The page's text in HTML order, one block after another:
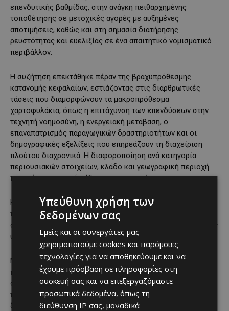
επενδυτικής βαθμίδας, στην ανάγκη πειθαρχημένης
τοποθέτησης σε μετοχικές αγορές με αυξημένες
αποτιμήσεις, καθώς και στη σημασία διατήρησης
ρευστότητας και ευελιξίας σε ένα απαιτητικό νομισματικό
περιβάλλον.
Η συζήτηση επεκτάθηκε πέραν της βραχυπρόθεσμης
κατανομής κεφαλαίων, εστιάζοντας στις διαρθρωτικές
τάσεις που διαμορφώνουν τα μακροπρόθεσμα
χαρτοφυλάκια, όπως η επιτάχυνση των επενδύσεων στην
τεχνητή νοημοσύνη, η ενεργειακή μετάβαση, ο
επαναπατρισμός παραγωγικών δραστηριοτήτων και οι
δημογραφικές εξελίξεις που επηρεάζουν τη διαχείριση
πλούτου διαχρονικά. Η διαφοροποίηση ανά κατηγορία
περιουσιακών στοιχείων, κλάδο και γεωγραφική περιοχή
παραμένει κεντρικός άξονας στρατηγικής.
Η βραδιά ολοκληρώθηκε με δείπνο δικτύωσης,
προσφέροντας στους παρευρισκόμενους την ευκαιρία για
ουσιαστικό διάλογο και ανταλλαγή απόψεων σε περιβάλλον
υψηλού επιπέδου.
Μέσω της Διεύθυνσης Private Banking, η Alpha Bank Κύπρου
παρέχει εξειδικευμένες λύσεις σε ιδιώτες υψηλής
οικονομικής επιφάνειας και σε Family Offices,
προσφέροντας ολοκληρωμένες υπηρεσίες στρατηγικής
διαχείρισης πλούτου, τεκμηριωμένη επενδυτική
Υπεύθυνη χρήση των
δεδομένων σας
Εμείς και οι συνεργάτες μας
χρησιμοποιούμε cookies και παρόμοιες
τεχνολογίες για να αποθηκεύουμε και να
έχουμε πρόσβαση σε πληροφορίες στη
συσκευή σας και να επεξεργαζόμαστε
προσωπικά δεδομένα, όπως τη
διεύθυνση IP σας, μοναδικά